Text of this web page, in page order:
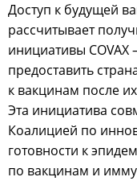
Доступ к будущей
рассчитывает
инициативы
предоставить
к вакцинам после
Эта инициатива
Коалицией по
готовности к
по вакцинам и